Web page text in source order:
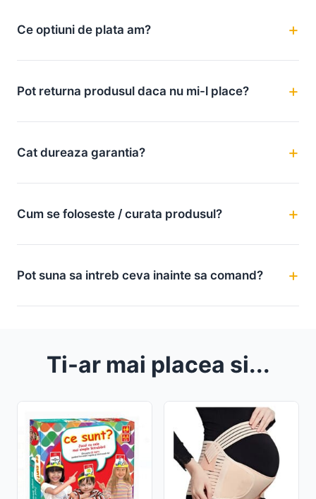
Ce optiuni de plata am?
Pot returna produsul daca nu mi-l place?
Cat dureaza garantia?
Cum se foloseste / curata produsul?
Pot suna sa intreb ceva inainte sa comand?
Ti-ar mai placea si...